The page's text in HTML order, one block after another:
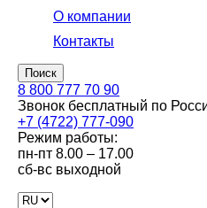
О компании
Контакты
Поиск
8 800 777 70 90
Звонок бесплатный по
+7 (4722) 777-090
Режим работы:
пн-пт 8.00 – 17.00
сб-вс выходной